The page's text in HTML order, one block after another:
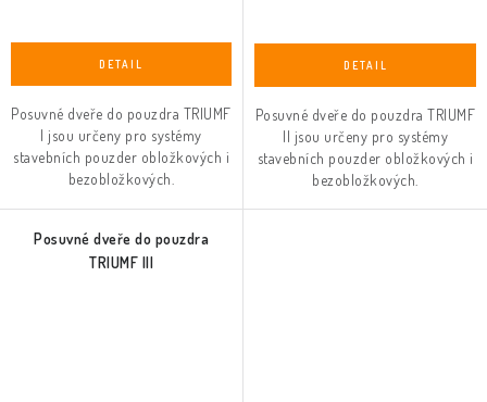
Posuvné dveře do pouzdra TRIUMF
I jsou určeny pro systémy
stavebních pouzder obložkových i
bezobložkových.
Posuvné dveře do pouzdra TRIUMF
II jsou určeny pro systémy
stavebních pouzder obložkových i
bezobložkových.
Posuvné dveře do pouzdra
TRIUMF III